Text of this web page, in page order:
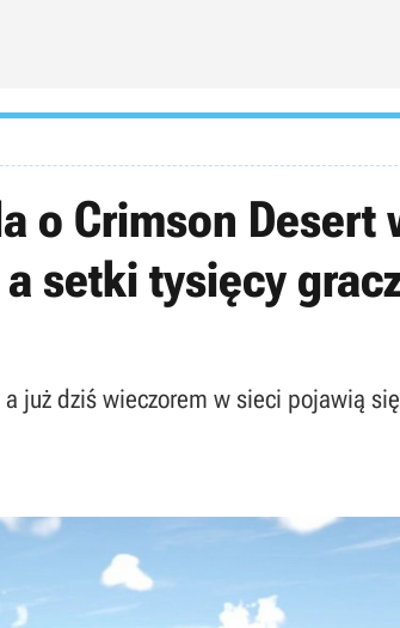
o Crimson
setki tysięcy
już dziś wieczorem w sieci pojawią